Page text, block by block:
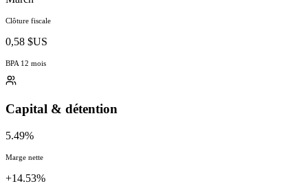
Clôture fiscale
0,58 $US
BPA 12 mois
Capital & détention
5.49%
Marge nette
+14.53%